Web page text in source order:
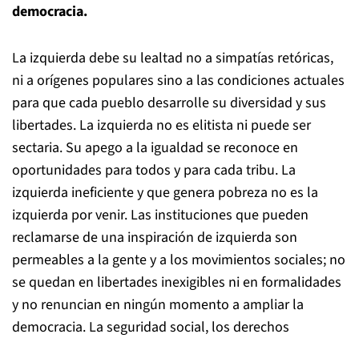
democracia.
La izquierda debe su lealtad no a simpatías retóricas,
ni a orígenes populares sino a las condiciones actuales
para que cada pueblo desarrolle su diversidad y sus
libertades. La izquierda no es elitista ni puede ser
sectaria. Su apego a la igualdad se reconoce en
oportunidades para todos y para cada tribu. La
izquierda ineficiente y que genera pobreza no es la
izquierda por venir. Las instituciones que pueden
reclamarse de una inspiración de izquierda son
permeables a la gente y a los movimientos sociales; no
se quedan en libertades inexigibles ni en formalidades
y no renuncian en ningún momento a ampliar la
democracia. La seguridad social, los derechos